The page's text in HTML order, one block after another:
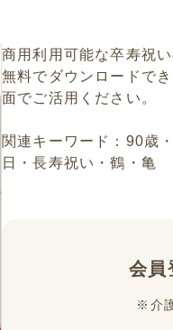
商用利用可能な卒寿祝
無料でダウンロードで
面でご活用ください。
関連キーワード：90歳
日・長寿祝い・鶴・亀
会員
※介